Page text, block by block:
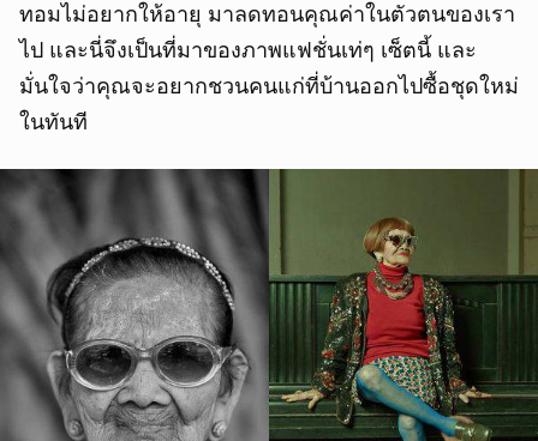
ทอมไม่อยากให้อายุ มาลดทอนคุณค่าในตัวตนของเรา
ไป และนี่จึงเป็นที่มาของภาพแฟชั่นเท่ๆ เซ็ตนี้ และ
มั่นใจว่าคุณจะอยากชวนคนแก่ที่บ้านออกไปซื้อชุดใหม่
ในทันที